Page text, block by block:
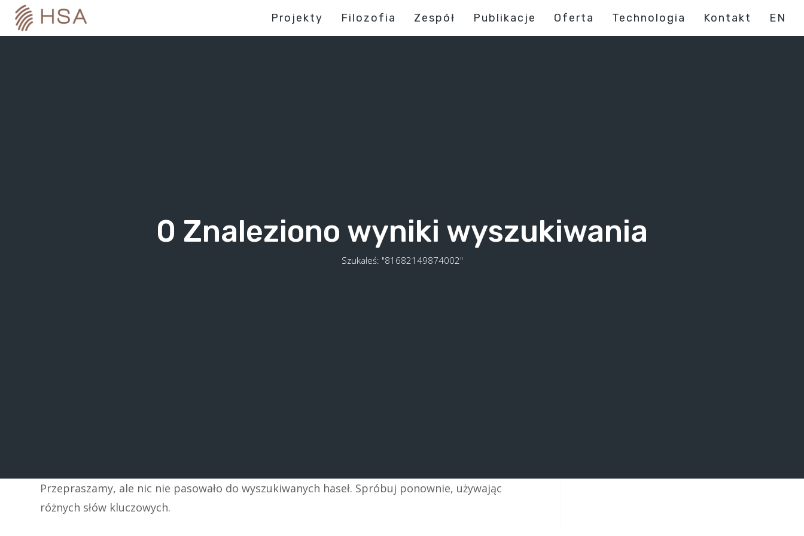
content
Projekty Filozofia Zespół Publikacje Oferta Technologia Kontakt EN
0 Znaleziono wyniki wyszukiwania
Szukałeś: "81682149874002"
Przepraszamy, ale nic nie pasowało do wyszukiwanych haseł. Spróbuj ponownie, używając
różnych słów kluczowych.